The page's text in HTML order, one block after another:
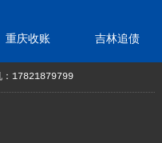
重庆收账 吉林追债
：17821879799